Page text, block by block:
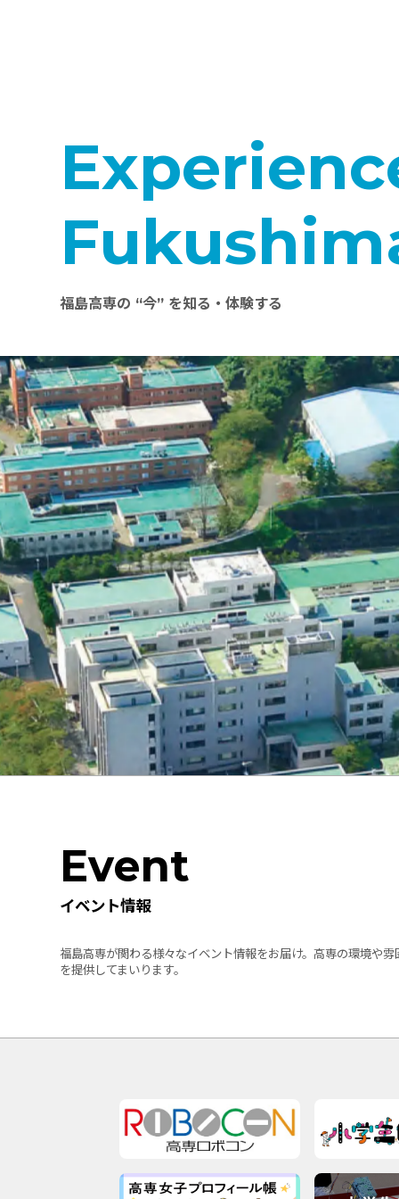
福島高専の “今” を知る・体験する
Event
イベント情報
福島高専が関わる様々なイベント情報をお届け。高専の環境や
を提供してまいります。